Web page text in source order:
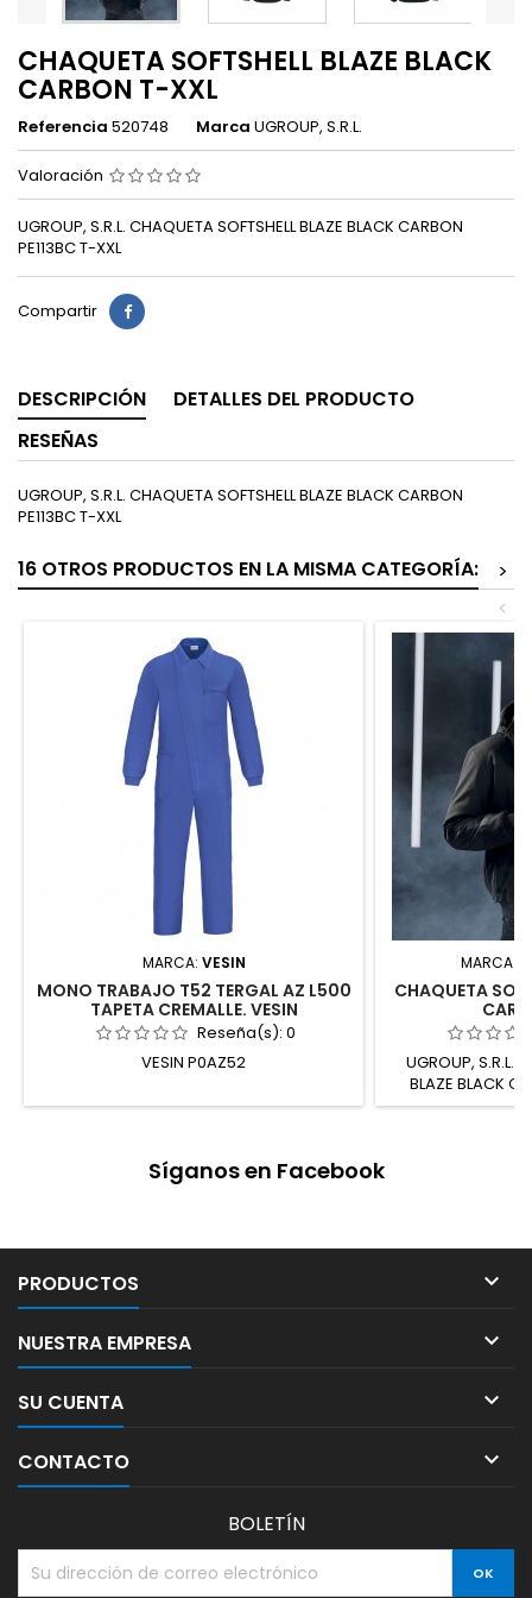
CHAQUETA SOFTSHELL BLAZE BLACK
CARBON T-XXL
Referencia 520748 Marca UGROUP, S.R.L.
Valoración
UGROUP, S.R.L. CHAQUETA SOFTSHELL BLAZE BLACK CARBON
PE113BC T-XXL
Compartir
DESCRIPCIÓN
DETALLES DEL PRODUCTO
RESEÑAS
UGROUP, S.R.L. CHAQUETA SOFTSHELL BLAZE BLACK CARBON
PE113BC T-XXL
16 OTROS PRODUCTOS EN LA MISMA CATEGORÍA:
>
<
MARCA: VESIN
MONO TRABAJO T52 TERGAL AZ L500
TAPETA CREMALLE. VESIN
Reseña(s): 0
VESIN P0AZ52
MARCA:
CHAQUETA
UGROUP, S.R.L.
BLAZE BLACK
Síganos en Facebook
PRODUCTOS 
NUESTRA EMPRESA 
SU CUENTA 
CONTACTO 
BOLETÍN